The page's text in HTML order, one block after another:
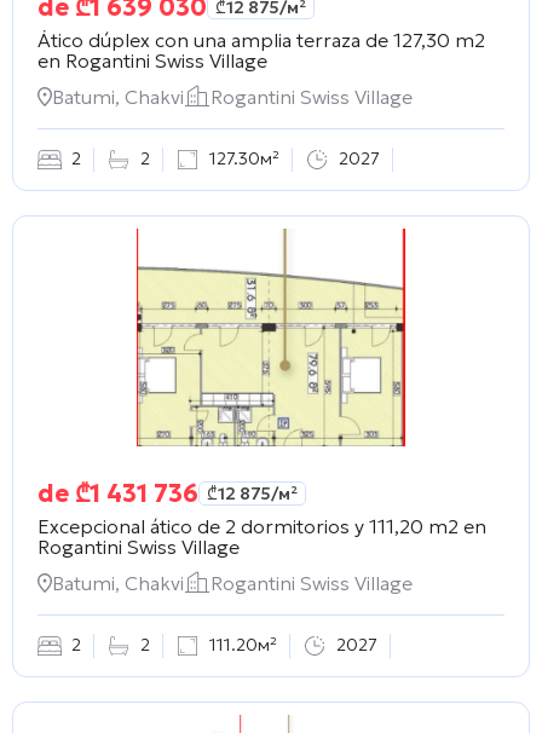
de ₾1 639 030 ₾12 875/м²
Ático dúplex con una amplia terraza de 127,30 m2
en Rogantini Swiss Village
Batumi, Chakvi
Rogantini Swiss Village
2 2 127.30м² 2027
de ₾1 431 736 ₾12 875/м²
Excepcional ático de 2 dormitorios y 111,20 m2 en
Rogantini Swiss Village
Batumi, Chakvi
Rogantini Swiss Village
2 2 111.20м² 2027